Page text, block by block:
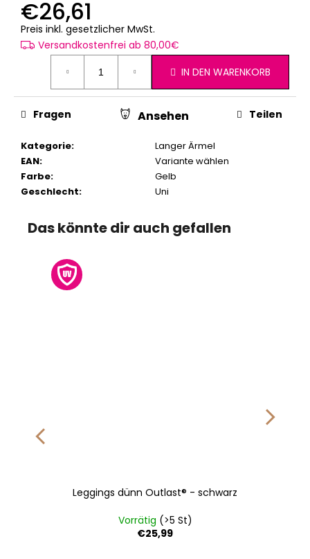
€26,61
Preis inkl. gesetzlicher MwSt.
Versandkostenfrei ab 80,00€
IN DEN WARENKORB
Kategorie:
Langer Ärmel
EAN:
Variante wählen
Farbe:
Gelb
Geschlecht: Uni
Fragen Ansehen Teilen
Das könnte dir auch gefallen
Leggings dünn Outlast® - schwarz
Vorrätig (>5 St)
€25,99